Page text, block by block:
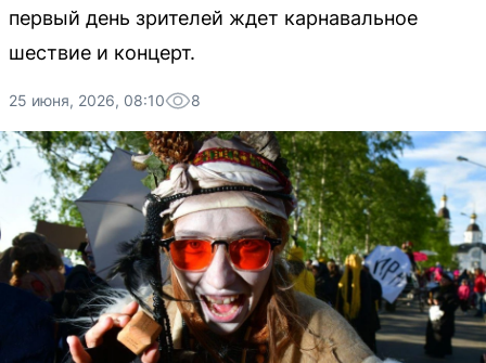
первый день зрителей ждет карнавальное
шествие и концерт.
25 июня, 2026, 08:10 8